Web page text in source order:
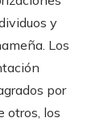
y
Los
por
otros, los